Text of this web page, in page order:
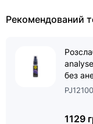
Рекомендований
без
PJ12100
1129